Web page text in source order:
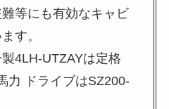
等にも有効なキャビ
す。
4LH-UTZAYは定格
ドライブはSZ200-